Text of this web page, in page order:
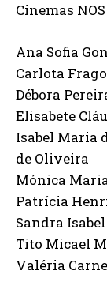
Cinemas
Ana Sofia
Carlota
Débora
Elisabete
Isabel Maria
de Oliveira
Mónica
Patrícia
Sandra
Tito Micael
Valéria